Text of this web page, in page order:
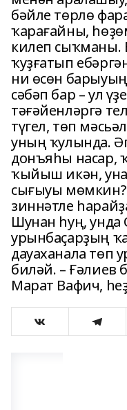
бәйле төрлө
ҡарағайны,
килеп сыҡманы.
ҡуҙғатып
ни өсөн
сәбәп бар – ул
тәғәйенләргә
түгел, төп
уның ҡулында.
донъяһы насар,
ҡыйыш икән,
сығыуы мөмкин?
зиннәтле
Шунан һуң, унда
урынбаҫарҙың
дауаханала төп
биләй. – Ғәлиев
Марат Вафич,